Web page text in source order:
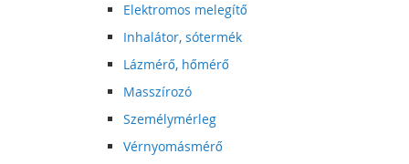
Elektromos melegítő
Inhalátor, sótermék
Lázmérő, hőmérő
Masszírozó
Személymérleg
Vérnyomásmérő